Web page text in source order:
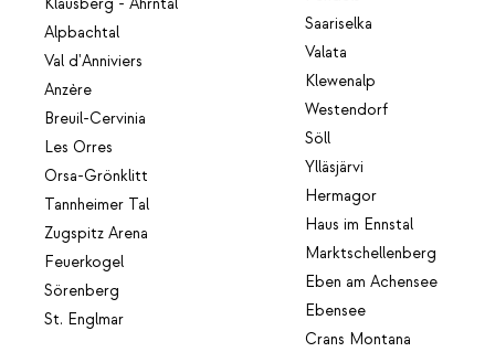
Klausberg - Ahrntal
Alpbachtal
Val d'Anniviers
Anzère
Breuil-Cervinia
Les Orres
Orsa-Grönklitt
Tannheimer Tal
Zugspitz Arena
Feuerkogel
Sörenberg
St. Englmar
Saariselka
Valata
Klewenalp
Westendorf
Söll
Ylläsjärvi
Hermagor
Haus im Ennstal
Marktschellenberg
Eben am Achensee
Ebensee
Crans Montana